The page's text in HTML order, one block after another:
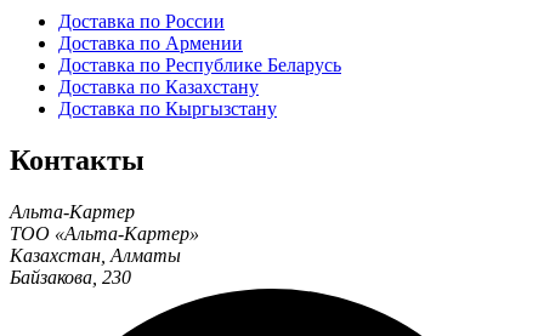
Доставка по России
Доставка по Армении
Доставка по Республике Беларусь
Доставка по Казахстану
Доставка по Кыргызстану
Контакты
Альта-Картер
ТОО «Альта-Картер»
Казахстан Алматы
Байзакова, 230